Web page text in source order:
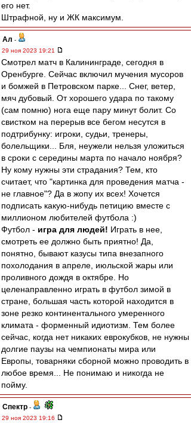
его нет.
Штрафной, ну и ЖК максимум.
Ал -
29 ноя 2023 19:21
Смотрел матч в Калининграде, сегодня в
Оренбурге. Сейчас включил мучения мусоров
и бомжей в Петровском парке... Снег, ветер,
мяч дубовый. От хорошего удара по такому
(сам помню) нога еще пару минут болит. Со
свистком на перерыв все бегом несутся в
подтрибунку: игроки, судьи, тренеры,
болельщики... Бля, неужели нельзя уложиться
в сроки с середины марта по начало ноября?
Ну кому нужны эти страдания? Тем, кто
считает, что "картинка для проведения матча -
не главное"? Да в жопу их всех! Хочется
подписать какую-нибудь петицию вместе с
миллионом любителей футбола :)
Футбол - игра для людей! Играть в нее,
смотреть ее должно быть приятно! Да,
понятно, бывают казусы типа внезапного
похолодания в апреле, июльской жары или
проливного дождя в октябре. Но
целенаправленно играть в футбол зимой в
стране, большая часть которой находится в
зоне резко континентального умеренного
климата - форменный идиотизм. Тем более
сейчас, когда нет никаких еврокубков, не нужны
долгие паузы на чемпионаты мира или
Европы, товарняки сборной можно проводить в
любое время... Не понимаю и никогда не
пойму.
Спектр -
29 ноя 2023 19:16